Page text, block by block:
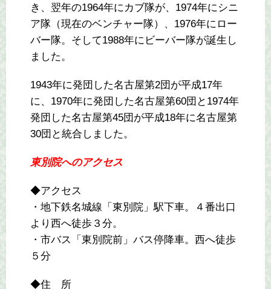
き、翌年の1964年にカブ隊が、1974年にシニ
ア隊（現在のベンチャー隊）、1976年にロー
バー隊。そして1988年にビーバー隊が誕生し
ました。
1943年に発団した名古屋第2団が平成17年
に、1970年に発団した名古屋第60団と1974年
発団した名古屋第45団が平成18年に名古屋第
30団と統合しました。
東別院へのアクセス
◆アクセス
・地下鉄名城線「東別院」駅下車。４番出口
より西へ徒歩３分。
・市バス「東別院前」バス停降車。西へ徒歩
５分
◆住 所